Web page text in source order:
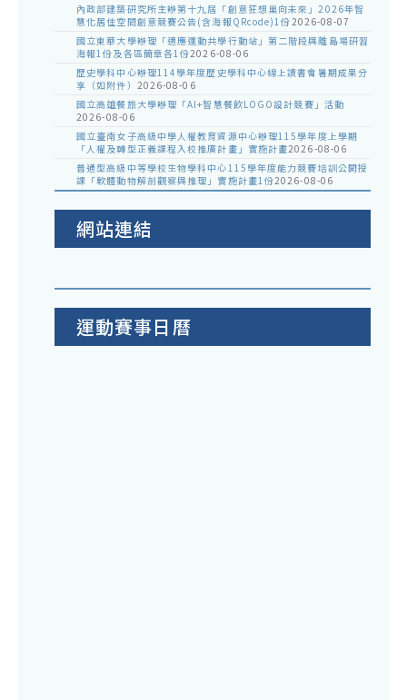
內政部建築研究所主辦第十九屆「創意狂想巢向未來」2026年智
慧化居住空間創意競賽公告(含海報QRcode)1份2026-08-07
國立東華大學辦理「適應運動共學行動站」第二階段與離島場研習
海報1份及各區簡章各1份2026-08-06
歷史學科中心辦理114學年度歷史學科中心線上讀書會暑期成果分
享（如附件） 2026-08-06
國立高雄餐旅大學辦理「AI+智慧餐飲LOGO設計競賽」活動
2026-08-06
國立臺南女子高級中學人權教育資源中心辦理115學年度上學期
「人權及轉型正義課程入校推廣計畫」實施計畫2026-08-06
普通型高級中等學校生物學科中心115學年度能力競賽培訓公開授
課「軟體動物解剖觀察與推理」實施計畫1份2026-08-06
網站連結
運動賽事日曆